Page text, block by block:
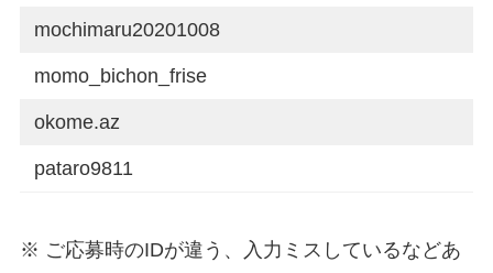
mochimaru20201008
momo_bichon_frise
okome.az
pataro9811
※ ご応募時のIDが違う、入力ミスしているなどあ